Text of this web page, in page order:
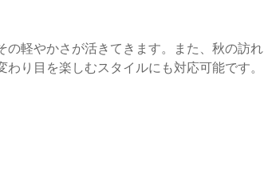
軽やかさが活きてきます。また、秋の訪れ
り目を楽しむスタイルにも対応可能です。